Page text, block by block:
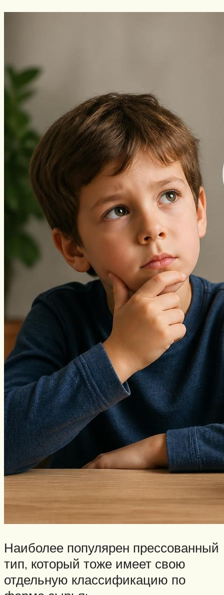
Наиболее популярен прессованный
тип, который тоже имеет свою
отдельную классификацию по